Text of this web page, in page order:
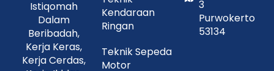
Istiqomah
Dalam
Beribadah,
Kerja Keras,
Kerja Cerdas,
Kendaraan
Ringan
Teknik Sepeda
Motor
3
Purwokerto
53134